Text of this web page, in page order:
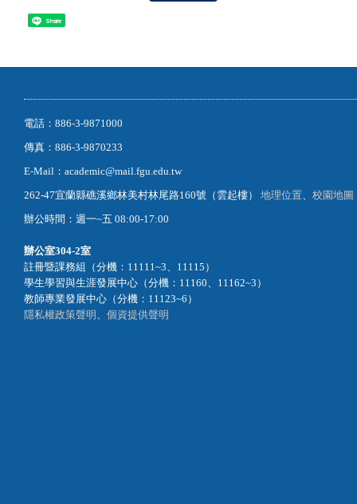
Share
電話：886-3-9871000
傳真：886-3-9870233
E-Mail：academic@mail.fgu.edu.tw
262-47宜蘭縣礁溪鄉林美村林尾路160號（雲起樓） 地理位置
校園地圖
辦公時間：週一~五 08:00-17:00
辦公室304-2室
註冊暨課務組（分機：11111~3、11115）
學生學習與生涯發展中心（分機：11160、11162~3）
教師專業發展中心（分機：11123~6）
隱私權政策聲明
個資提供聲明